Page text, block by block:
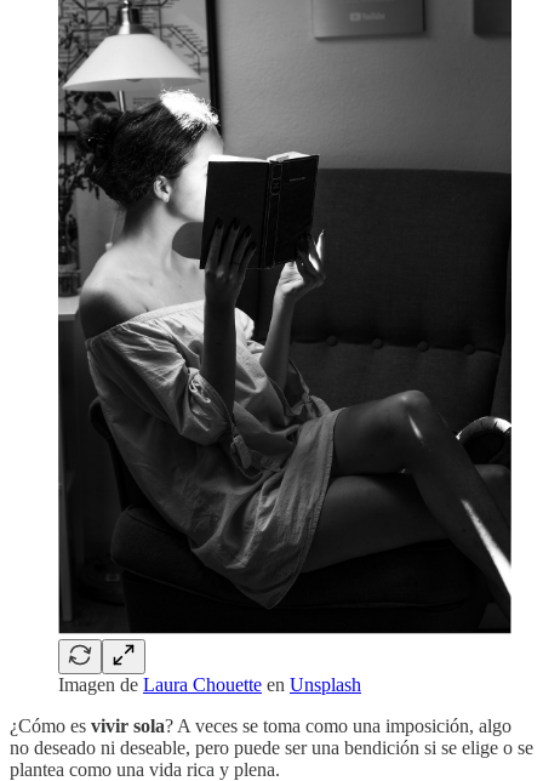
Imagen de Laura Chouette en Unsplash
¿Cómo es vivir sola? A veces se toma como una imposición, algo
no deseado ni deseable, pero puede ser una bendición si se elige o se
plantea como una vida rica y plena.